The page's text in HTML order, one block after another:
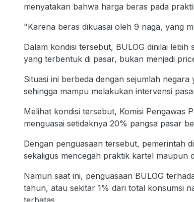
menyatakan bahwa harga beras pada
"Karena beras dikuasai oleh 9 naga, yang
Dalam kondisi tersebut, BULOG dinilai
yang terbentuk di pasar, bukan menjadi
Situasi ini berbeda dengan sejumlah
sehingga mampu melakukan intervensi
Melihat kondisi tersebut, Komisi Pengawas
menguasai setidaknya 20% pangsa pasar
Dengan penguasaan tersebut, pemerintah
sekaligus mencegah praktik kartel maupun
Namun saat ini, penguasaan BULOG
tahun, atau sekitar 1% dari total konsumsi
terbatas.